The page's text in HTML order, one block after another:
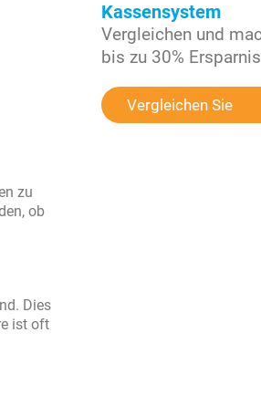
zu
ob
Dies
ist oft
Kassensystem
Vergleichen und
bis zu 30% Ersparnis
Vergleichen Sie